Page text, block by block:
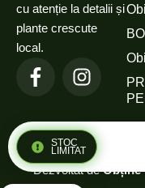
STOC
LIMITAT
cu atenție la detalii și
plante crescute
local.
© 2025 Florăria
Dezvoltat deObține